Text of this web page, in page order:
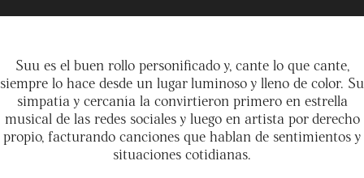
Suu es el buen rollo personificado y, cante lo que cante,
siempre lo hace desde un lugar luminoso y lleno de color. Su
simpatía y cercanía la convirtieron primero en estrella
musical de las redes sociales y luego en artista por derecho
propio, facturando canciones que hablan de sentimientos y
situaciones cotidianas.